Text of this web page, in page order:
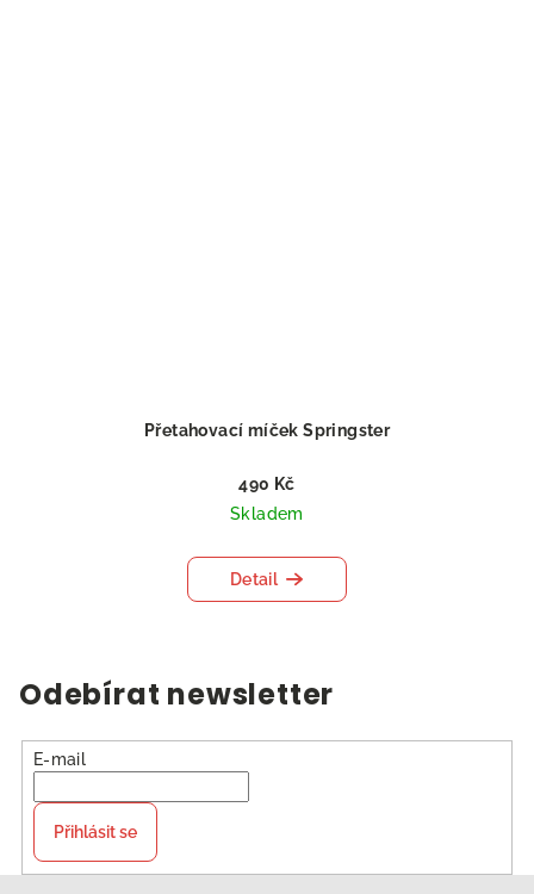
Přetahovací míček Springster
490 Kč
Skladem
Detail
Odebírat newsletter
E-mail
Přihlásit se